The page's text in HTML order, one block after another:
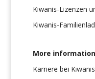
Kiwanis-Lizenzen
Kiwanis-
More information
Karriere bei Kiwanis